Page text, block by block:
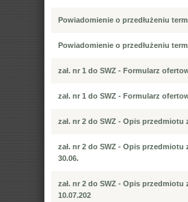
Powiadomienie o przedłużeniu
Powiadomienie o przedłużeniu
zał. nr 1 do SWZ - Formularz
zał. nr 1 do SWZ - Formularz
zał. nr 2 do SWZ - Opis przedmiotu
zał. nr 2 do SWZ - Opis
30.06.
zał. nr 2 do SWZ - Opis
10.07.202